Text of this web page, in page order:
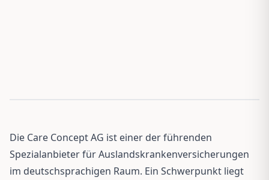
Die Care Concept AG ist einer der führenden
Spezialanbieter für Auslandskrankenversicherungen
im deutschsprachigen Raum. Ein Schwerpunkt liegt